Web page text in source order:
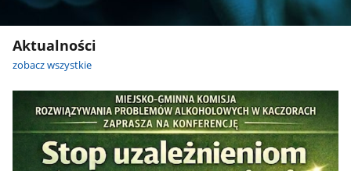
Aktualności
zobacz wszystkie